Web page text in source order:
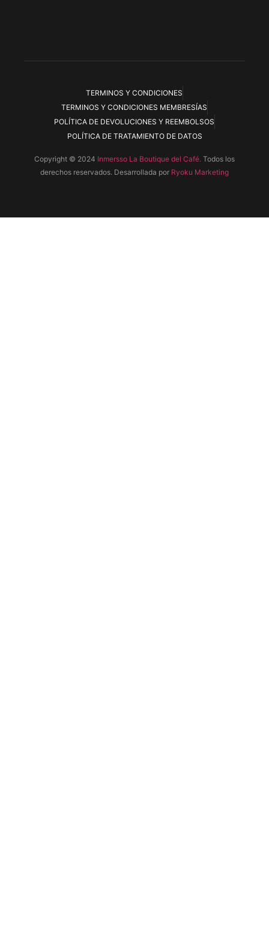
TERMINOS Y CONDICIONES
TERMINOS Y CONDICIONES MEMBRESÍAS
POLÍTICA DE DEVOLUCIONES Y REEMBOLSOS
POLÍTICA DE TRATAMIENTO DE DATOS
Copyright © 2024 Inmersso La Boutique del Café. Todos los
derechos reservados. Desarrollada por Ryoku Marketing